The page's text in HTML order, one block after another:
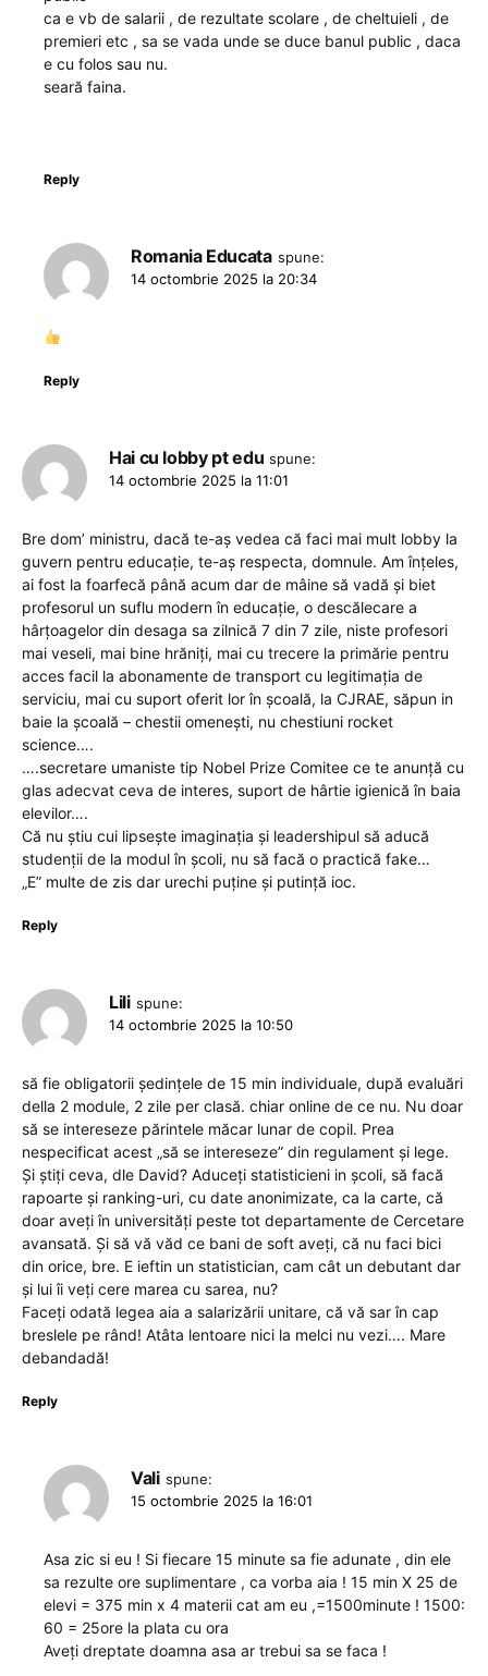
ca e vb de salarii , de rezultate scolare , de cheltuieli , de
premieri etc , sa se vada unde se duce banul public , daca
e cu folos sau nu.
seară faina.
Reply
Romania Educata spune:
14 octombrie 2025 la 20:34
Reply
Hai cu lobby pt edu spune:
14 octombrie 2025 la 11:01
Bre dom’ ministru, dacă te-aș vedea că faci mai mult lobby la
guvern pentru educație, te-aș respecta, domnule. Am înțeles,
ai fost la foarfecă până acum dar de mâine să vadă și biet
profesorul un suflu modern în educație, o descălecare a
hârțoagelor din desaga sa zilnică 7 din 7 zile, niste profesori
mai veseli, mai bine hrăniți, mai cu trecere la primărie pentru
acces facil la abonamente de transport cu legitimația de
serviciu, mai cu suport oferit lor în școală, la CJRAE, săpun in
baie la școală – chestii omenești, nu chestiuni rocket
science….
….secretare umaniste tip Nobel Prize Comitee ce te anunță cu
glas adecvat ceva de interes, suport de hârtie igienică în baia
elevilor….
Că nu știu cui lipsește imaginația și leadershipul să aducă
studenții de la modul în școli, nu să facă o practică fake…
„E” multe de zis dar urechi puține și putință ioc.
Reply
Lili spune:
14 octombrie 2025 la 10:50
să fie obligatorii ședințele de 15 min individuale, după evaluări
della 2 module, 2 zile per clasă. chiar online de ce nu. Nu doar
să se intereseze părintele măcar lunar de copil. Prea
nespecificat acest „să se intereseze” din regulament și lege.
Și știți ceva, dle David? Aduceți statisticieni in școli, să facă
rapoarte și ranking-uri, cu date anonimizate, ca la carte, că
doar aveți în universități peste tot departamente de Cercetare
avansată. Și să vă văd ce bani de soft aveți, că nu faci bici
din orice, bre. E ieftin un statistician, cam cât un debutant dar
și lui îi veți cere marea cu sarea, nu?
Faceți odată legea aia a salarizării unitare, că vă sar în cap
breslele pe rând! Atâta lentoare nici la melci nu vezi…. Mare
debandadă!
Reply
Vali spune:
15 octombrie 2025 la 16:01
Asa zic si eu ! Si fiecare 15 minute sa fie adunate , din ele
sa rezulte ore suplimentare , ca vorba aia ! 15 min X 25 de
elevi = 375 min x 4 materii cat am eu ,=1500minute ! 1500:
60 = 25ore la plata cu ora
Aveți dreptate doamna asa ar trebui sa se faca !